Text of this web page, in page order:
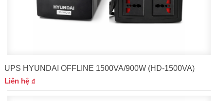
UPS HYUNDAI OFFLINE 1500VA/900W (HD-1500VA)
Liên hệ